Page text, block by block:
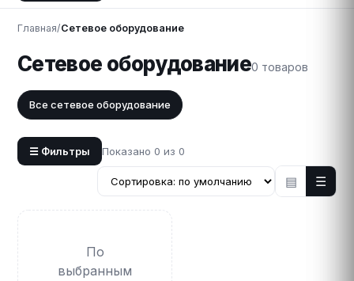
Главная/Сетевое оборудование
Сетевое оборудование0 товаров
Все сетевое оборудование
☰ Фильтры Показано 0 из 0
▤ ☰
По
выбранным